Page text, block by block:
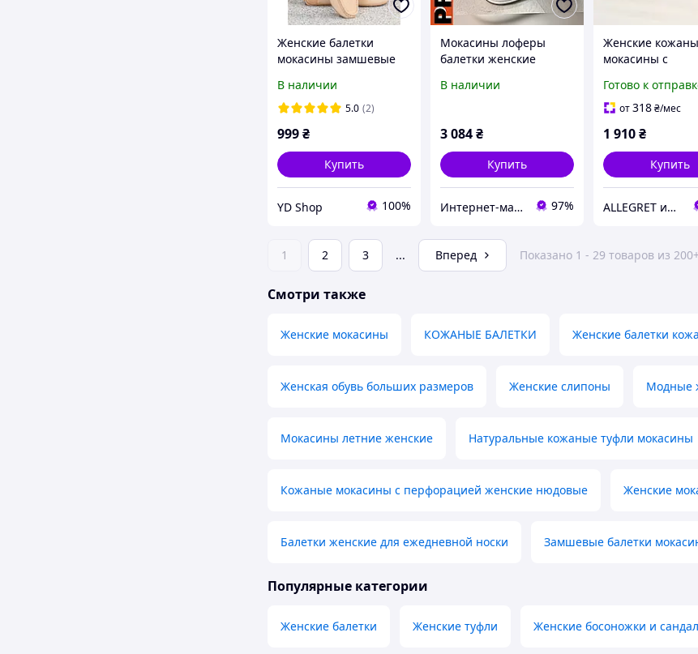
Женские балетки
мокасины замшевые
стелька Италия 37 39
40размер
В наличии
5.0 (2)
999₴
Купить
YD Shop 100%
Мокасины лоферы
балетки женские
размера 40,41,42,43,44
В наличии
3 084₴
Купить
Интернет-магазин "Опт-Shop" 97%
Женские
мокасины с
Готово к
от318₴/мес
1 910₴
Купить
ALLEGRET интернет-магазин обуви
1 2 3 ... Вперед Показано 1 - 29 товаров из 200+
Смотри также
Женские мокасины КОЖАНЫЕ БАЛЕТКИ Женские балетки
Женская обувь больших размеров Женские слипоны Модные
Мокасины летние женские Натуральные кожаные туфли мокасины
Кожаные мокасины с перфорацией женские нюдовые Женские
Балетки женские для ежедневной носки Замшевые балетки
Популярные категории
Женские балетки Женские туфли Женские босоножки и